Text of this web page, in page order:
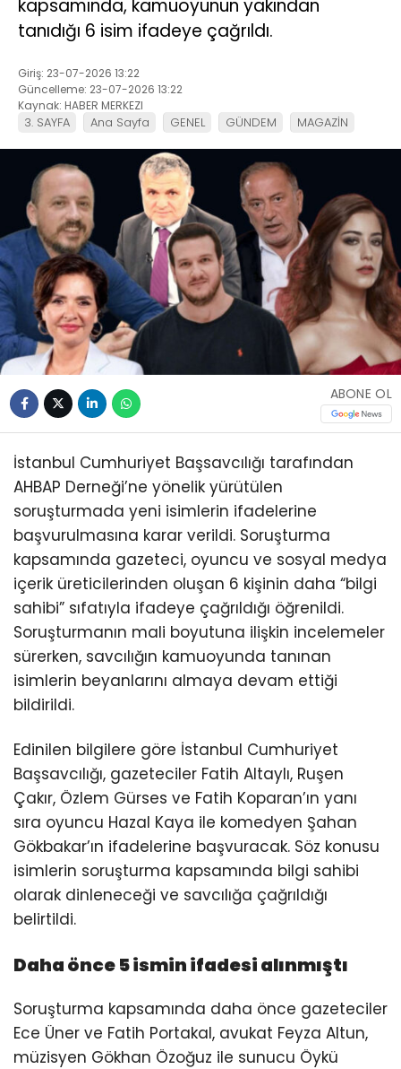
kapsamında, kamuoyunun yakından
tanıdığı 6 isim ifadeye çağrıldı.
Giriş: 23-07-2026 13:22
Güncelleme: 23-07-2026 13:22
Kaynak: HABER MERKEZI
3. SAYFA Ana Sayfa GENEL GÜNDEM MAGAZİN
ABONE OL
İstanbul Cumhuriyet Başsavcılığı tarafından
AHBAP Derneği’ne yönelik yürütülen
soruşturmada yeni isimlerin ifadelerine
başvurulmasına karar verildi. Soruşturma
kapsamında gazeteci, oyuncu ve sosyal medya
içerik üreticilerinden oluşan 6 kişinin daha “bilgi
sahibi” sıfatıyla ifadeye çağrıldığı öğrenildi.
Soruşturmanın mali boyutuna ilişkin incelemeler
sürerken, savcılığın kamuoyunda tanınan
isimlerin beyanlarını almaya devam ettiği
bildirildi.
Edinilen bilgilere göre İstanbul Cumhuriyet
Başsavcılığı, gazeteciler Fatih Altaylı, Ruşen
Çakır, Özlem Gürses ve Fatih Koparan’ın yanı
sıra oyuncu Hazal Kaya ile komedyen Şahan
Gökbakar’ın ifadelerine başvuracak. Söz konusu
isimlerin soruşturma kapsamında bilgi sahibi
olarak dinleneceği ve savcılığa çağrıldığı
belirtildi.
Daha önce 5 ismin ifadesi alınmıştı
Soruşturma kapsamında daha önce gazeteciler
Ece Üner ve Fatih Portakal, avukat Feyza Altun,
müzisyen Gökhan Özoğuz ile sunucu Öykü